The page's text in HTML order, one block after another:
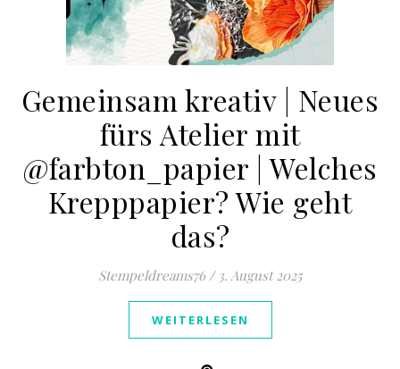
Gemeinsam kreativ | Neues
fürs Atelier mit
@farbton_papier | Welches
Krepppapier? Wie geht
das?
Stempeldreams76 / 3. August 2025
WEITERLESEN